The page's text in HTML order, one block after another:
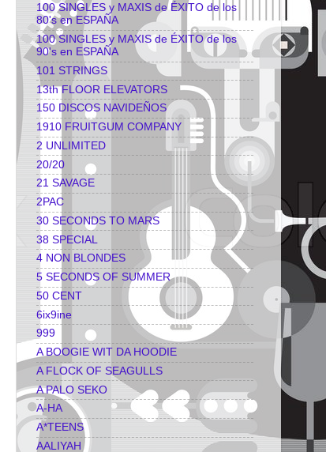
100 SINGLES y MAXIS de ÉXITO de los
80's en ESPAÑA
100 SINGLES y MAXIS de ÉXITO de los
90's en ESPAÑA
101 STRINGS
13th FLOOR ELEVATORS
150 DISCOS NAVIDEÑOS
1910 FRUITGUM COMPANY
2 UNLIMITED
20/20
21 SAVAGE
2PAC
30 SECONDS TO MARS
38 SPECIAL
4 NON BLONDES
5 SECONDS OF SUMMER
50 CENT
6ix9ine
999
A BOOGIE WIT DA HOODIE
A FLOCK OF SEAGULLS
A PALO SEKO
A-HA
A*TEENS
AALIYAH